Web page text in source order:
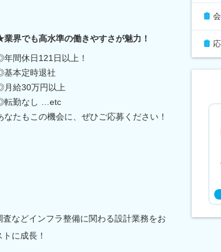
界でも高水準の働きやすさが魅力！
間休日121日以上！
本定時退社
給30万円以上
勤なし …etc
なたもこの機会に、ぜひご応募ください！
などインフラ整備に関わる設計業務をお
に成長！